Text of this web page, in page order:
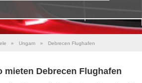
» Ungarn » Debrecen Flughafen
mieten Debrecen Flughafen